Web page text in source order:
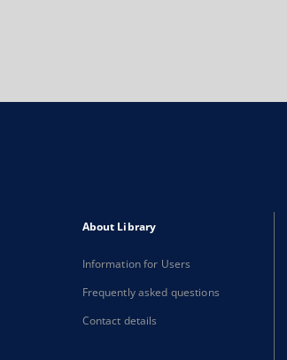
About Library
Information for Users
Frequently asked questions
Contact details